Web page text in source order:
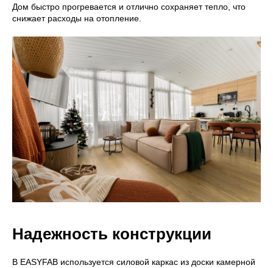
Дом быстро прогревается и отлично сохраняет тепло, что
снижает расходы на отопление.
Надежность конструкции
В EASYFAB используется силовой каркас из доски камерной